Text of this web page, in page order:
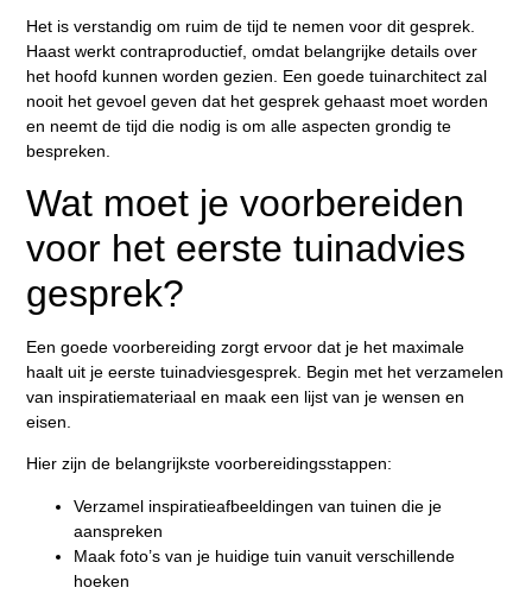
Het is verstandig om ruim de tijd te nemen voor dit gesprek.
Haast werkt contraproductief, omdat belangrijke details over
het hoofd kunnen worden gezien. Een goede tuinarchitect zal
nooit het gevoel geven dat het gesprek gehaast moet worden
en neemt de tijd die nodig is om alle aspecten grondig te
bespreken.
Wat moet je voorbereiden
voor het eerste tuinadvies
gesprek?
Een goede voorbereiding zorgt ervoor dat je het maximale
haalt uit je eerste tuinadviesgesprek. Begin met het verzamelen
van inspiratiemateriaal en maak een lijst van je wensen en
eisen.
Hier zijn de belangrijkste voorbereidingsstappen:
Verzamel inspiratieafbeeldingen van tuinen die je
aanspreken
Maak foto’s van je huidige tuin vanuit verschillende
hoeken